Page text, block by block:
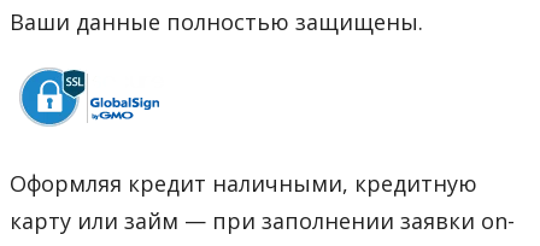
Ваши данные полностью защищены.
Оформляя кредит наличными, кредитную
карту или займ — при заполнении заявки on-